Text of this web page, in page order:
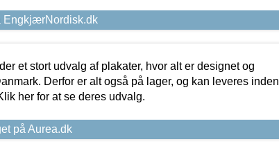
EngkjærNordisk.dk
et stort udvalg af plakater, hvor alt er designet og
Derfor er alt også på lager, og kan leveres inden
her for at se deres udvalg.
på Aurea.dk